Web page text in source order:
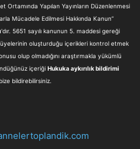
Ortamında Yapılan Yayınların Düzenlenmesi
Mücadele Edilmesi Hakkında Kanun”
'dır. 5651 sayılı kanunun 5. maddesi gereği
üyelerinin oluşturduğu içerikleri kontrol etmek
olup olmadığını araştırmakla yükümlü
içeriği Hukuka aykırılık bildirimi
bildirebilirsiniz.